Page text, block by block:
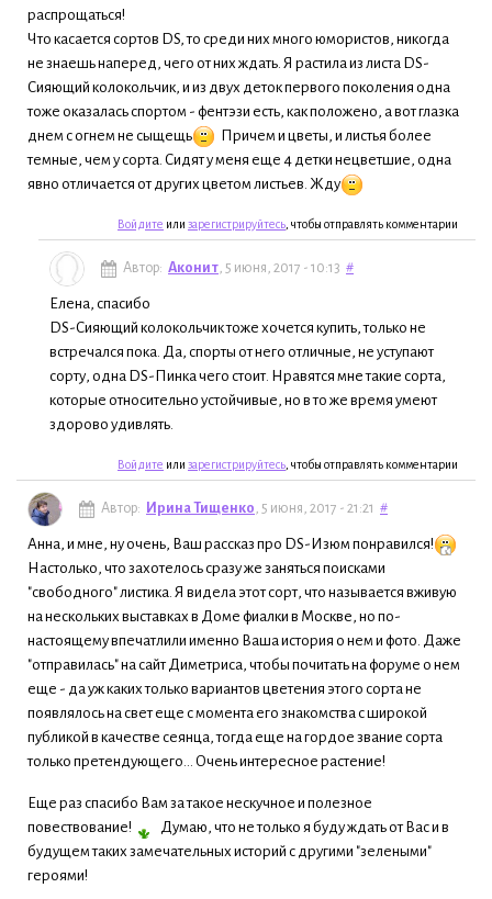
распрощаться!
Что касается сортов DS, то среди них много юмористов, никогда
не знаешь наперед, чего от них ждать. Я растила из листа DS-
Сияющий колокольчик, и из двух деток первого поколения одна
тоже оказалась спортом - фентэзи есть, как положено, а вот глазка
днем с огнем не сыщещь
Причем и цветы, и листья более
темные, чем у сорта. Сидят у меня еще 4 детки нецветшие, одна
явно отличается от других цветом листьев. Жду
Войдите или зарегистрируйтесь , чтобы отправлять комментарии
Автор: Аконит, 5 июня, 2017 - 10:13 #
Елена, спасибо
DS-Сияющий колокольчик тоже хочется купить, только не
встречался пока. Да, спорты от него отличные, не уступают
сорту, одна DS-Пинка чего стоит. Нравятся мне такие сорта,
которые относительно устойчивые, но в то же время умеют
здорово удивлять.
Войдите или зарегистрируйтесь , чтобы отправлять комментарии
Автор: Ирина Тищенко, 5 июня, 2017 - 21:21 #
Анна, и мне, ну очень, Ваш рассказ про DS-Изюм понравился!
Настолько, что захотелось сразу же заняться поисками
"свободного" листика. Я видела этот сорт, что называется вживую
на нескольких выставках в Доме фиалки в Москве, но по-
настоящему впечатлили именно Ваша история о нем и фото. Даже
"отправилась" на сайт Диметриса, чтобы почитать на форуме о нем
еще - да уж каких только вариантов цветения этого сорта не
появлялось на свет еще с момента его знакомства с широкой
публикой в качестве сеянца, тогда еще на гордое звание сорта
только претендующего... Очень интересное растение!
Еще раз спасибо Вам за такое нескучное и полезное
повествование!
Думаю, что не только я буду ждать от Вас и в
будущем таких замечательных историй с другими "зелеными"
героями!